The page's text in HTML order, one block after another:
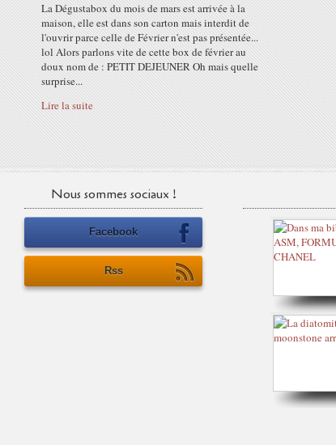
La Dégustabox du mois de mars est arrivée à la
maison, elle est dans son carton mais interdit de
l'ouvrir parce celle de Février n'est pas présentée...
lol Alors parlons vite de cette box de février au
doux nom de : PETIT DEJEUNER Oh mais quelle
surprise...
Lire la suite
Nous sommes sociaux !
Facebook
Rss